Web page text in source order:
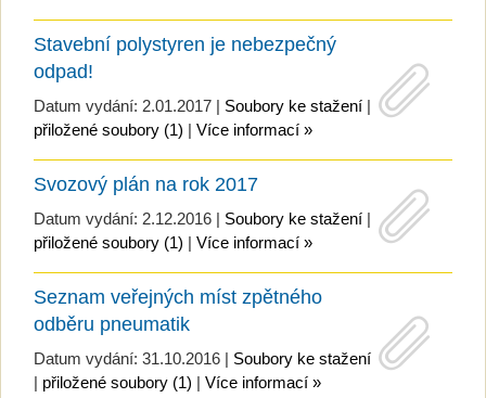
Stavební polystyren je nebezpečný
odpad!
Datum vydání: 2.01.2017 | Soubory ke stažení |
přiložené soubory (1) | Více informací »
Svozový plán na rok 2017
Datum vydání: 2.12.2016 | Soubory ke stažení |
přiložené soubory (1) | Více informací »
Seznam veřejných míst zpětného
odběru pneumatik
Datum vydání: 31.10.2016 | Soubory ke stažení
| přiložené soubory (1) | Více informací »